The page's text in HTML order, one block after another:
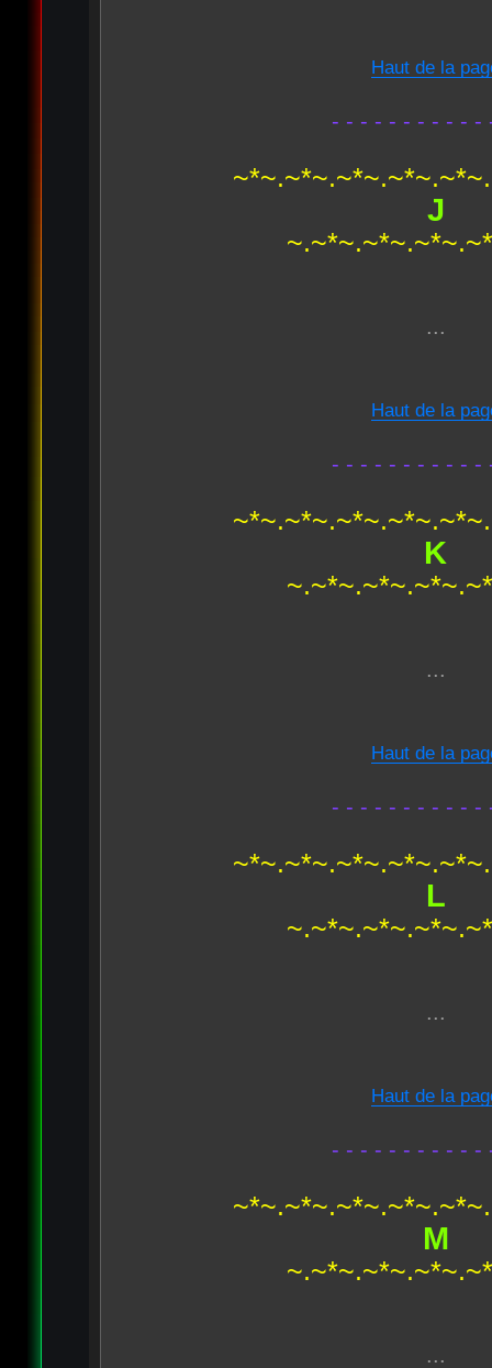
Haut de la
- - - - - - - - - - -
J
...
Haut de la
- - - - - - - - - - -
K
...
Haut de la
- - - - - - - - - - -
L
...
Haut de la
- - - - - - - - - - -
M
...